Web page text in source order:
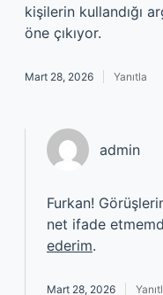
kişilerin kullandığı
öne çıkıyor.
Mart 28, 2026 Yanıtla
admin
Furkan!
net ifade
ederim.
Mart 28, 2026